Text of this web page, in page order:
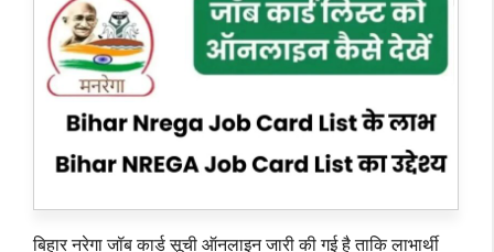
बिहार नरेगा जॉब कार्ड सूची ऑनलाइन जारी की गई है ताकि लाभार्थी